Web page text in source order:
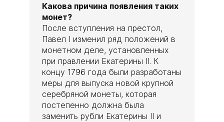
Какова причина появления таких
монет?
После вступления на престол,
Павел I изменил ряд положений в
монетном деле, установленных
при правлении Екатерины II. К
концу 1796 года были разработаны
меры для выпуска новой крупной
серебряной монеты, которая
постепенно должна была
заменить рубли Екатерины II и